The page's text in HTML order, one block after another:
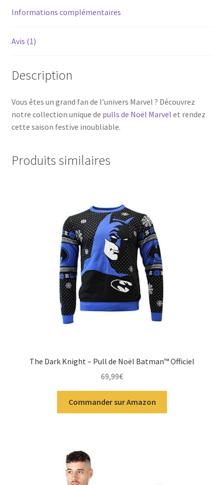
Informations complémentaires
Avis (1)
Description
Vous êtes un grand fan de l’univers Marvel ? Découvrez
notre collection unique de pulls de Noël Marvel et rendez
cette saison festive inoubliable.
Produits similaires
The Dark Knight – Pull de Noël Batman™ Officiel
69,99€
Commander sur Amazon